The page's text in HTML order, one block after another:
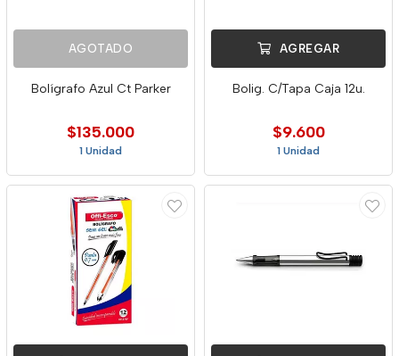
AGOTADO
Bolígrafo Azul Ct Parker
$135.000
1 Unidad
AGREGAR
Bolig. C/Tapa Caja 12u.
$9.600
1 Unidad